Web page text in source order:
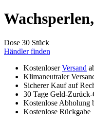
Dose 30 Stück
Händler finden
KostenloserVersand
Klimaneutraler
Sicherer Kauf auf
30 Tage Geld-Zurück-
Kostenlose Abholung
Kostenlose Rückgabe